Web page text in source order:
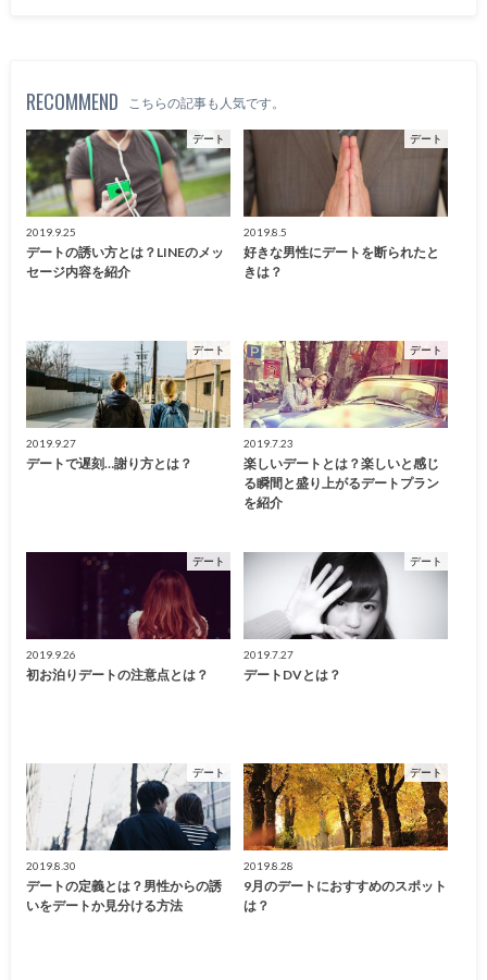
RECOMMEND こちらの記事も人気です。
デート
2019.9.25
デートの誘い方とは？LINEのメッ
セージ内容を紹介
デート
2019.8.5
好きな男性にデートを断られたと
きは？
デート
2019.9.27
デートで遅刻…謝り方とは？
デート
2019.7.23
楽しいデートとは？楽しいと感じ
る瞬間と盛り上がるデートプラン
を紹介
デート
2019.9.26
初お泊りデートの注意点とは？
デート
2019.7.27
デートDVとは？
デート
2019.8.30
デートの定義とは？男性からの誘
いをデートか見分ける方法
デート
2019.8.28
9月のデートにおすすめのスポット
は？